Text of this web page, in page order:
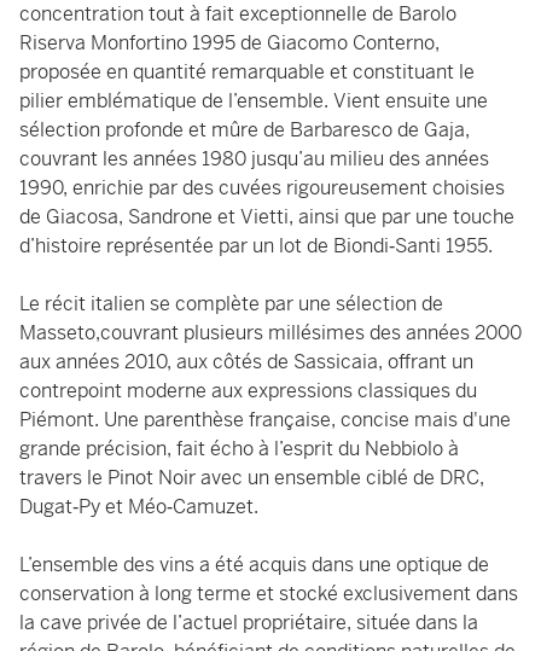
concentration tout à fait exceptionnelle de Barolo
Riserva Monfortino 1995 de Giacomo Conterno,
proposée en quantité remarquable et constituant le
pilier emblématique de l’ensemble. Vient ensuite une
sélection profonde et mûre de Barbaresco de Gaja,
couvrant les années 1980 jusqu’au milieu des années
1990, enrichie par des cuvées rigoureusement choisies
de Giacosa, Sandrone et Vietti, ainsi que par une touche
d’histoire représentée par un lot de Biondi‑Santi 1955.
Le récit italien se complète par une sélection de
Masseto,couvrant plusieurs millésimes des années 2000
aux années 2010, aux côtés de Sassicaia, offrant un
contrepoint moderne aux expressions classiques du
Piémont. Une parenthèse française, concise mais d'une
grande précision, fait écho à l’esprit du Nebbiolo à
travers le Pinot Noir avec un ensemble ciblé de DRC,
Dugat‑Py et Méo‑Camuzet.
L’ensemble des vins a été acquis dans une optique de
conservation à long terme et stocké exclusivement dans
la cave privée de l’actuel propriétaire, située dans la